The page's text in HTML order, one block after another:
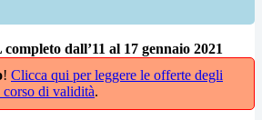
dall’11 al 17 gennaio 2021
! Clicca qui per leggere le offerte degli
di validità.